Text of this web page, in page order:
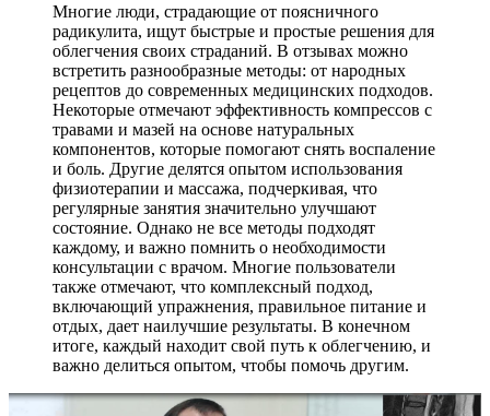
Многие люди, страдающие от поясничного
радикулита, ищут быстрые и простые решения для
облегчения своих страданий. В отзывах можно
встретить разнообразные методы: от народных
рецептов до современных медицинских подходов.
Некоторые отмечают эффективность компрессов с
травами и мазей на основе натуральных
компонентов, которые помогают снять воспаление
и боль. Другие делятся опытом использования
физиотерапии и массажа, подчеркивая, что
регулярные занятия значительно улучшают
состояние. Однако не все методы подходят
каждому, и важно помнить о необходимости
консультации с врачом. Многие пользователи
также отмечают, что комплексный подход,
включающий упражнения, правильное питание и
отдых, дает наилучшие результаты. В конечном
итоге, каждый находит свой путь к облегчению, и
важно делиться опытом, чтобы помочь другим.